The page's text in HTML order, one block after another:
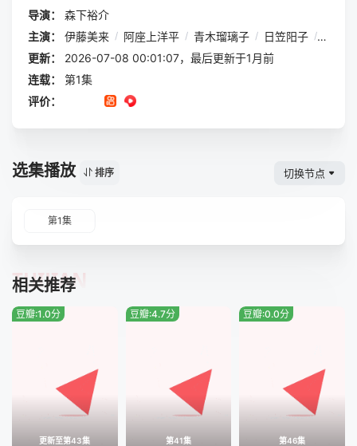
传闻中冷酷无情的王子，却给予了她意想不到的优厚待遇
——？ 纯洁无瑕的替身千金，与冰之王子孕育爱情的恋爱
奇幻故事！
导演：
森下裕介
主演：
伊藤美来 / 阿座上洋平 / 青木瑠璃子 / 日笠阳子 / 市之
更新：
2026-07-08 00:01:07，最后更新于1月前
连载：
第1集
评价：
选集播放 排序 切换节点
第1集
相关推荐
TUIJIAN
更新至第43集
豆瓣:1.0分
第41集
豆瓣:4.7分
第46集
豆瓣:0.0分